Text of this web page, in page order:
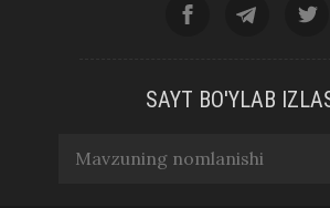
SAYT BO'YLAB